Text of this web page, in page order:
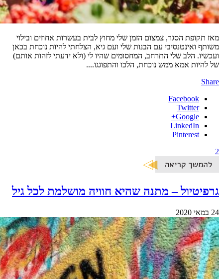
מאז תקופת הסגר, צמצום הזמן שלי מחוץ לבית בעשרות אחוזים ובילוי
משותף ואינטנסיבי עם הבנות שלי ועם גיא, הצלחתי להיות נוכחת בכאן
ועכשיו. הלב שלי התרחב, המחסומים שהיו לי (ולא ידעתי לזהות אותם)
של להיות אמא ממש נוכחת, הלכו והתפוגגו....
Share
Facebook
Twitter
Google+
LinkedIn
Pinterest
2
גרפיטיול – מתנה שהיא חוויה מושלמת לכל גיל
24 במאי 2020